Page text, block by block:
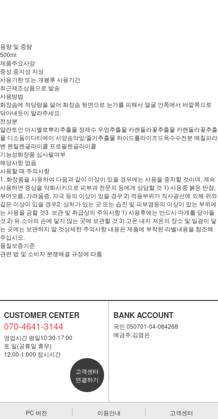
용량 및 중량
500ml
제품주요사양
중성 중지성 지성
사용기한 또는 개봉후 사용기간
최근제조상품으로 발송
사용방법
화장솜에 적당량을 덜어 화장솜 뒷면으로 눈가를 피해서 얼굴 안쪽에서 바깥쪽으로
닦아내듯이 발라주세요.
전성분
알란토인 마시멜로뿌리추출물 정제수 우엉추출물 카렌둘라꽃추출물 카렌둘라꽃추출
물 디소듐이디티에이 서양송악잎/줄기추출물 하이드롤라이즈드옥수수전분 메칠파라
벤 펜틸렌글라이콜 프로필렌글라이콜
기능성화장품 심사필여부
해당사항 없음
사용할 때 주의사항
1. 화장품을 사용하여 다음과 같이 이상이 있을 경우에는 사용을 중지할 것이며, 계속
사용하면 증상을 악화시키므로 피부과 전문의 등에게 상담할 것 1) 사용중 붉은 반점,
부어오름, 가려움증, 자극 등의 이상이 있을 경우 2) 적용부위가 직사광선에 의해 위와
같은 이상이 있을 경우2. 상처가 있는 곳 또는 습진 및 피부염등의 이상이 있는 부위에
는 사용을 금할 것3. 보관 및 취급상의 주의사항 1) 사용후에는 반드시 마개를 닫아둘
것 2) 유.소아의 손에 닿지 않는 곳에 보관할 것 3) 고온 내지 저온의 장소 및 일광이 닿
는 곳에는 보관하지 말 것상세한 주의사항 내용은 제품에 부착된 라벨내용을 참조해
주십시오.
품질보증기준
관련 법 및 소비자 분쟁해결 규정에 따름
CUSTOMER CENTER
070-4641-3144
영업시간 평일10:30-17:00
토.일(공휴일 휴무)
12:00-1:000 점시시간
고객센터
연결하기
BANK ACCOUNT
국민 050701-04-084268
예금주:김명은
PC 버전 이용안내 고객센터